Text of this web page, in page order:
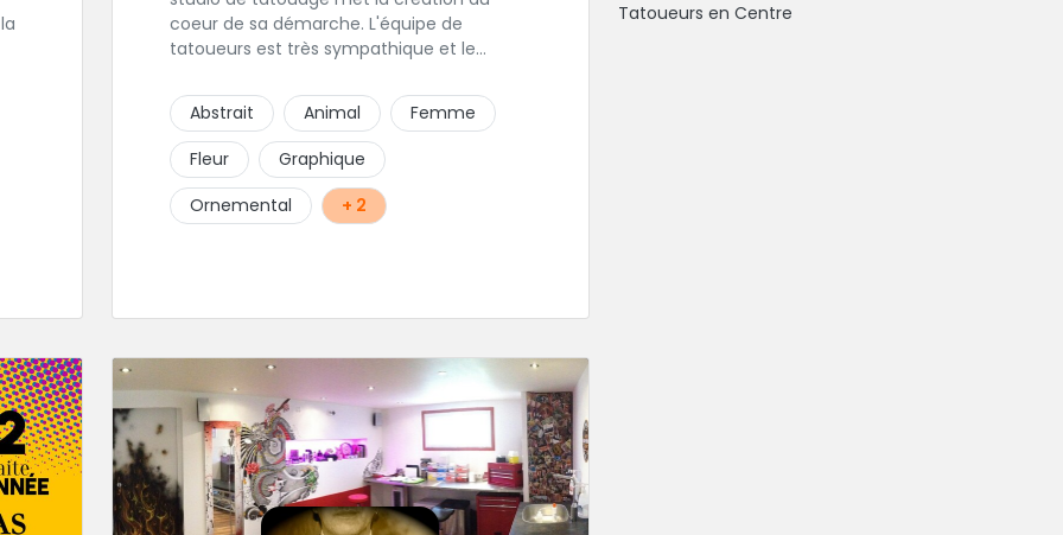
coeur de sa démarche. L'équipe de
tatoueurs est très sympathique et le
qualité irréprochable. Un large choix de
bijou vous sera également proposé. Une
adresse de premier choix!
Abstrait Animal
Femme
Fleur
Graphique
Ornemental
+ 2
Tatoueurs en Centre